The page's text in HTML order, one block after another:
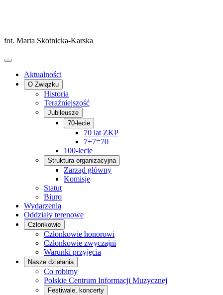
fot. Marta Skotnicka-Karska
Aktualności
O Związku
Historia
Teraźniejszość
Jubileusze
70-lecie
70 lat ZKP
7+7=70
100-lecie
Struktura organizacyjna
Zarząd główny
Komisje
Statut
Biuro
Wydarzenia
Oddziały terenowe
Członkowie
Członkowie honorowi
Członkowie zwyczajni
Warunki przyjęcia
Nasze działania
Co robimy
Polskie Centrum Informacji Muzycznej
Festiwale, koncerty